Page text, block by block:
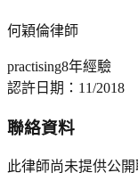
何穎倫律師
practising8年經驗
認許日期： 11/2018
聯絡資料
此律師尚未提供公開